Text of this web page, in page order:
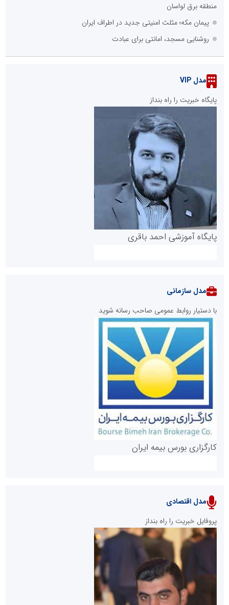
منطقه برق لواسان
پیمان مکه؛ مثلث امنیتی جدید در اطراف ایران
روشنایی مسجد، امانتی برای عبادت
مدل VIP
پایگاه خبریت را راه بنداز
پایگاه آموزشی احمد باقری
روابط عمومی خبرگزاری گزارش خبر
پایگاه خبری نهضت ملی مسکن
مدل سازمانی
با دستیار روابط عمومی صاحب رسانه شوید
کارگزاری بورس بیمه ایران
سازمان بورس و اوراق بهادار
مرجع اخبار موثق در بازارسرمایه
مدل اقتصادی
پروفایل خبریت را راه بنداز